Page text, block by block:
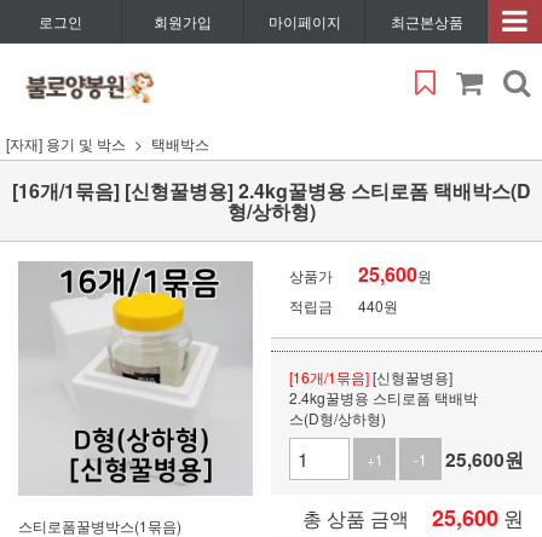
로그인 회원가입 마이페이지 최근본상품
[자재] 용기 및 박스 택배박스
[16개/1묶음] [신형꿀병용] 2.4kg꿀병용 스티로폼 택배박스(D
형/상하형)
스티로폼꿀병박스(1묶음)
상품가 25,600원
적립금
440원
[16개/1묶음][신형꿀병용]
2.4kg꿀병용 스티로폼 택배박
스(D형/상하형)
+1
-1 25,600원
총 상품 금액 25,600 원